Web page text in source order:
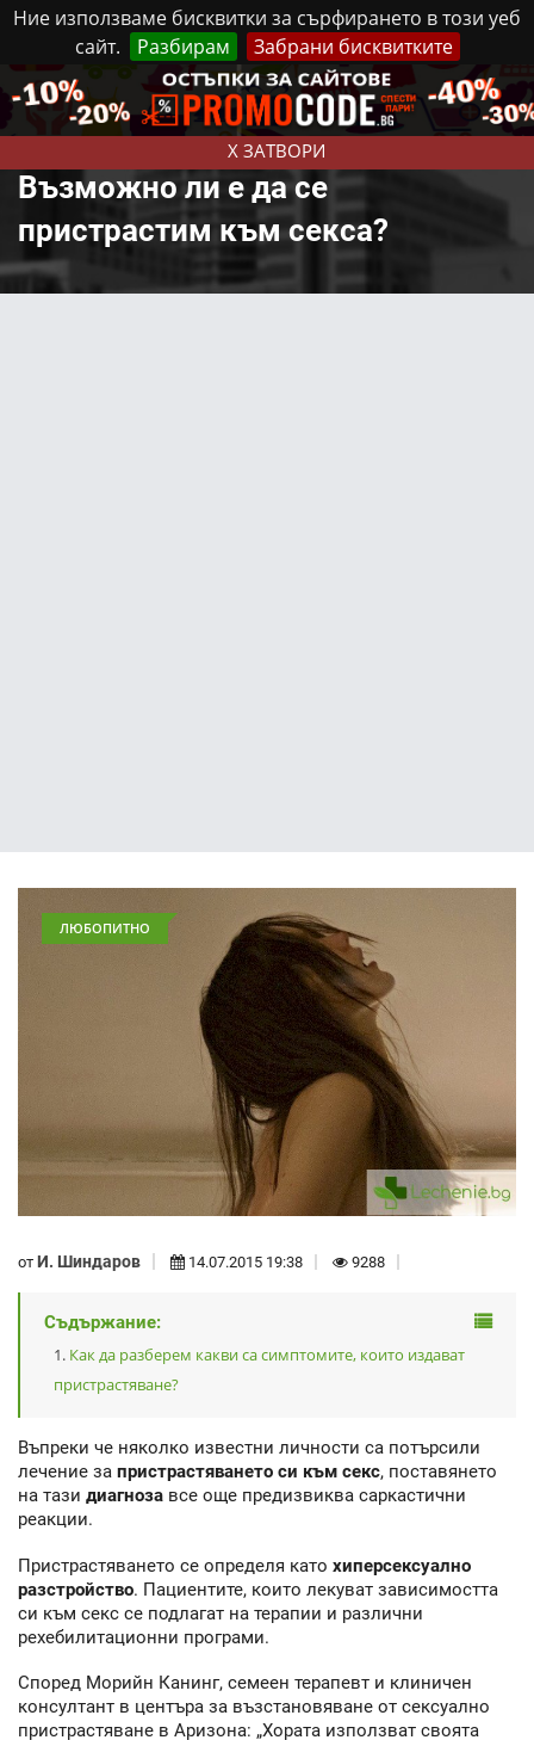
Ние използваме бисквитки за сърфирането в този уеб
сайт.
Разбирам Забрани бисквитките
X ЗАТВОРИ
Неделя, 9 Август, 2026 Реклама Контакти
Възможно ли е да се
пристрастим към секса?
ЛЮБОПИТНО
от И. Шиндаров 14.07.2015 19:38 9288
Съдържание:
Как да разберем какви са симптомите, които издават
пристрастяване?
Въпреки че няколко известни личности са потърсили
лечение за пристрастяването си към секс, поставянето
на тази диагноза все още предизвиква саркастични
реакции.
Пристрастяването се определя като хиперсексуално
разстройство. Пациентите, които лекуват зависимостта
си към секс се подлагат на терапии и различни
рехебилитационни програми.
Според Морийн Канинг, семеен терапевт и клиничен
консултант в центъра за възстановяване от сексуално
пристрастяване в Аризона: „Хората използват своята